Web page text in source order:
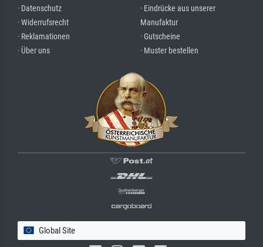
· Datenschutz
· Widerrufsrecht
· Reklamationen
· Über uns
· Eindrücke aus unserer
Manufaktur
· Gutscheine
· Muster bestellen
Global Site